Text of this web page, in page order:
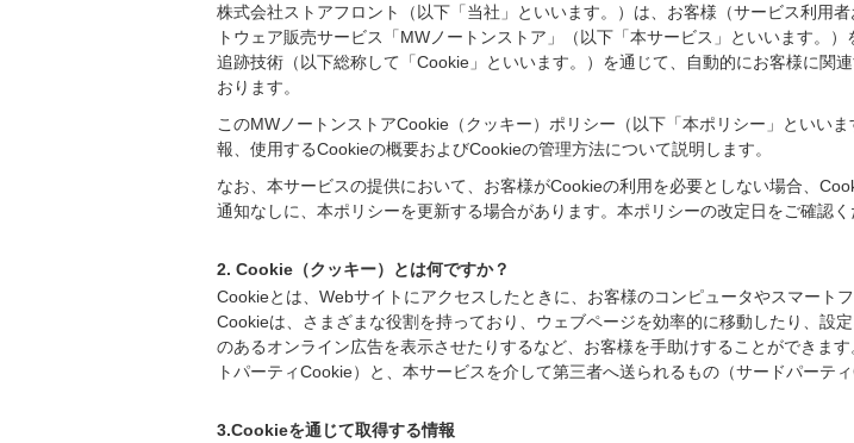
株式会社ストアフロント（以下「当社」といいます。）は、お客様（サービス利用
トウェア販売サービス「MWノートンストア」（以下「本サービス」といいます。
追跡技術（以下総称して「Cookie」といいます。）を通じて、自動的にお客様に関
おります。
このMWノートンストアCookie（クッキー）ポリシー（以下「本ポリシー」といい
報、使用するCookieの概要およびCookieの管理方法について説明します。
なお、本サービスの提供において、お客様がCookieの利用を必要としない場合、
通知なしに、本ポリシーを更新する場合があります。本ポリシーの改定日をご確認く
2. Cookie（クッキー）とは何ですか？
Cookieとは、Webサイトにアクセスしたときに、お客様のコンピュータやスマート
Cookieは、さまざまな役割を持っており、ウェブページを効率的に移動したり、設
のあるオンライン広告を表示させたりするなど、お客様を手助けすることができま
トパーティCookie）と、本サービスを介して第三者へ送られるもの（サードパーティ
3.Cookieを通じて取得する情報